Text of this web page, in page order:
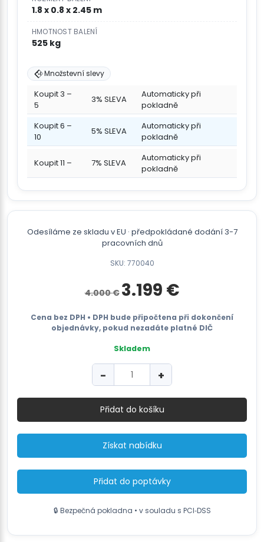
1.8 x 0.8 x 2.45 m
HMOTNOST BALENÍ
525 kg
Množstevní slevy
Koupit 3 –
5
3% SLEVA
Automaticky při
pokladně
Koupit 6 –
10
5% SLEVA
Automaticky při
pokladně
Koupit 11 – 7% SLEVA
Automaticky při
pokladně
Odesíláme ze skladu v EU · předpokládané dodání 3-7
pracovních dnů
SKU: 770040
4.000€
Původní
cena
4.000 €.
3.199 €cena
3.199 €.
Cena bez DPH • DPH bude připočtena při dokončení
objednávky, pokud nezadáte platné DIČ
Skladem
Vysokozdvižný
vozík
SMITH
360cm
1500
kg
množství
− +
Přidat do košíku
Získat nabídku
Přidat do poptávky
🔒 Bezpečná pokladna • v souladu s PCI‑DSS